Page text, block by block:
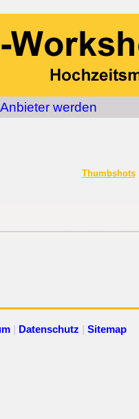
Anbieter werden
Thumbshots
| Datenschutz | Sitemap